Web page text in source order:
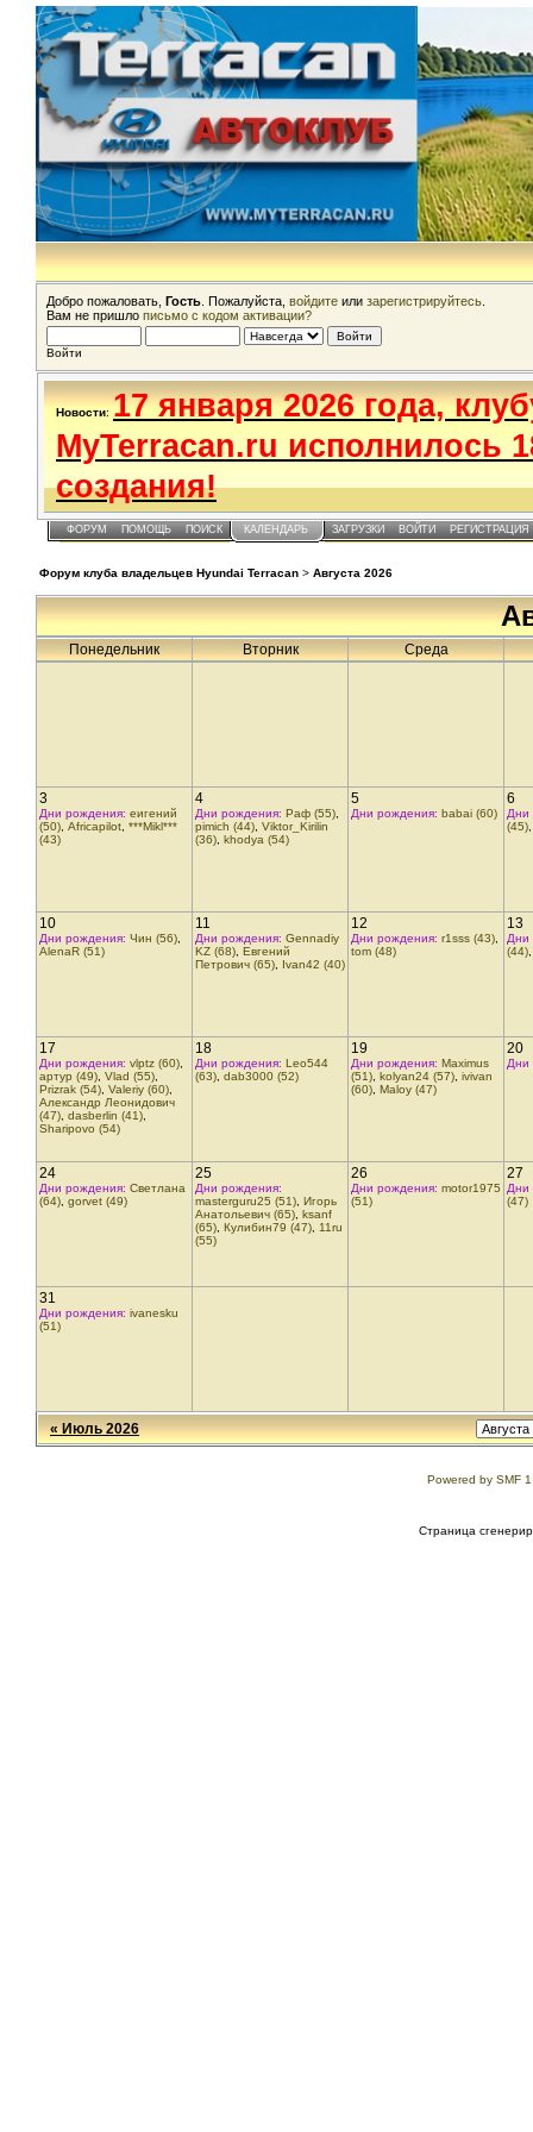
Добро пожаловать, Гость . Пожалуйста, войдите или зарегистрируйтесь
Вам не пришло письмо с кодом активации?
Войти
Новости: 17 января 2026 года,
MyTerracan.ru исполнилось
создания!
ФОРУМ ПОМОЩЬ ПОИСК КАЛЕНДАРЬ ЗАГРУЗКИ ВОЙТИ РЕГИСТРАЦИЯ
Форум клуба владельцев Hyundai Terracan > Августа 2026
Понедельник Вторник Среда
3
Дни рождения: еигений
(50), Africapilot, ***Mikl***
(43)
4
Дни рождения: Раф (55),
pimich (44), Viktor_Kirilin
(36), khodya (54)
5
Дни рождения: babai (60)
6
Дни
(45)
10
Дни рождения: Чин (56),
AlenaR (51)
11
Дни рождения: Gennadiy
KZ (68), Евгений
Петрович (65), Ivan42 (40)
12
Дни рождения: r1sss (43),
tom (48)
13
Дни
(44)
17
Дни рождения: vlptz (60),
артур (49), Vlad (55),
Prizrak (54), Valeriy (60),
Александр Леонидович
(47), dasberlin (41),
Sharipovo (54)
18
Дни рождения: Leo544
(63), dab3000 (52)
19
Дни рождения: Maximus
(51), kolyan24 (57), ivivan
(60), Maloy (47)
20
Дни
24
Дни рождения: Светлана
(64), gorvet (49)
25
Дни рождения:
masterguru25 (51), Игорь
Анатольевич (65), ksanf
(65), Кулибин79 (47), 11ru
(55)
26
Дни рождения: motor1975
(51)
27
Дни
(47)
31
Дни рождения: ivanesku
(51)
« Июль 2026
Powered by SMF
Страница